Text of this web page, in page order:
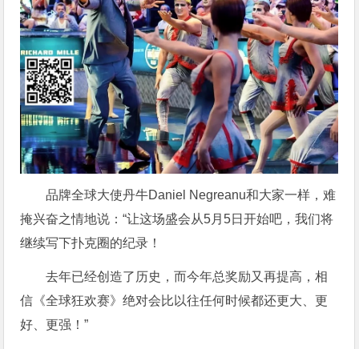
品牌全球大使丹牛Daniel Negreanu和大家一样，难
掩兴奋之情地说：“让这场盛会从5月5日开始吧，我们将
继续写下扑克圈的纪录！
去年已经创造了历史，而今年总奖励又再提高，相
信《全球狂欢赛》绝对会比以往任何时候都还更大、更
好、更强！”